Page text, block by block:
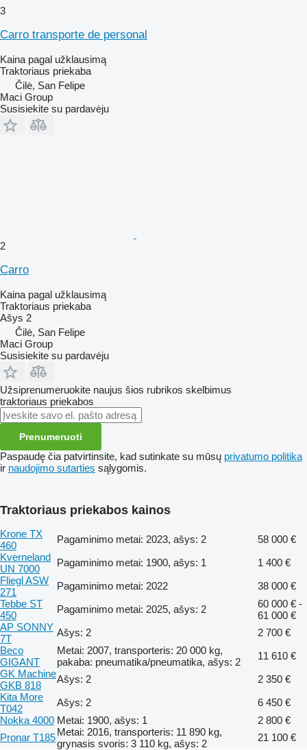
3
Carro transporte de personal
Kaina pagal užklausimą
Traktoriaus priekaba
Čilė, San Felipe
Maci Group
Susisiekite su pardavėju
2
Carro
Kaina pagal užklausimą
Traktoriaus priekaba
Ašys 2
Čilė, San Felipe
Maci Group
Susisiekite su pardavėju
Užsiprenumeruokite naujus šios rubrikos skelbimus
traktoriaus priekabos
Prenumeruoti
Paspaudę čia patvirtinsite, kad sutinkate su mūsų privatumo politika
ir naudojimo sutarties sąlygomis.
Traktoriaus priekabos kainos
Krone TX
460
Pagaminimo metai: 2023, ašys: 2
58 000 €
Kverneland
UN 7000
Pagaminimo metai: 1900, ašys: 1
1 400 €
Fliegl ASW
271
Pagaminimo metai: 2022
38 000 €
Tebbe ST
450
Pagaminimo metai: 2025, ašys: 2
60 000 € -
61 000 €
AP SONNY
7T
Ašys: 2
2 700 €
Beco
GIGANT
Metai: 2007, transporteris: 20 000 kg,
pakaba: pneumatika/pneumatika, ašys: 2
11 610 €
GK Machine
GKB 818
Ašys: 2
2 350 €
Kita More
T042
Ašys: 2
6 450 €
Nokka 4000 Metai: 1900, ašys: 1
2 800 €
Pronar T185Metai: 2016, transporteris: 11 890 kg,
grynasis svoris: 3 110 kg, ašys: 2
21 100 €